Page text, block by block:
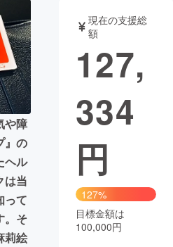
ジェット
書籍・雑誌
チャレンジ
性化
Good
CAMPFIRE Creation
税
コミュニティ
や障
』の
ヘル
は当
って
。そ
莉絵
現在の支援総
額
127,
334
円
127%
目標金額は
100,000円